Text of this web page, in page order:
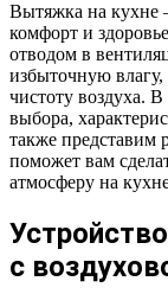
Вытяжка на кухне
комфорт и
отводом в
избыточную
чистоту воздуха.
выбора,
также представим
поможет вам
атмосферу на
с